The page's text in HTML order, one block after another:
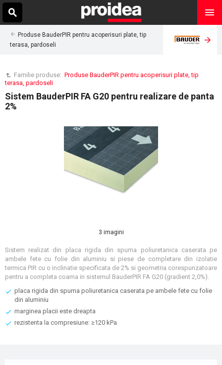
Produse BauderPIR pentru acoperisuri plate, tip
terasa, pardoseli
Familie produse: Produse BauderPIR pentru acoperisuri plate, tip
terasa, pardoseli
Sistem BauderPIR FA G20 pentru realizare de panta
2%
3 imagini
Sistem realizat din placa rigida din spuma poliuretanica caserata pe
ambele fete cu folie din aluminiu si piese de completare din izolatie
termica PIR cu o inclinatie specificata de 2% si geometria corespunzatoare
pentru a completa coama in sistemul BauderPIR FA G20 (gradient 2,0%).
placa rigida din spuma poliuretanica caserata pe ambele fete cu folie
din aluminiu
marginea placii este dreapta
rezistenta la compresiune: ≥120 kPa